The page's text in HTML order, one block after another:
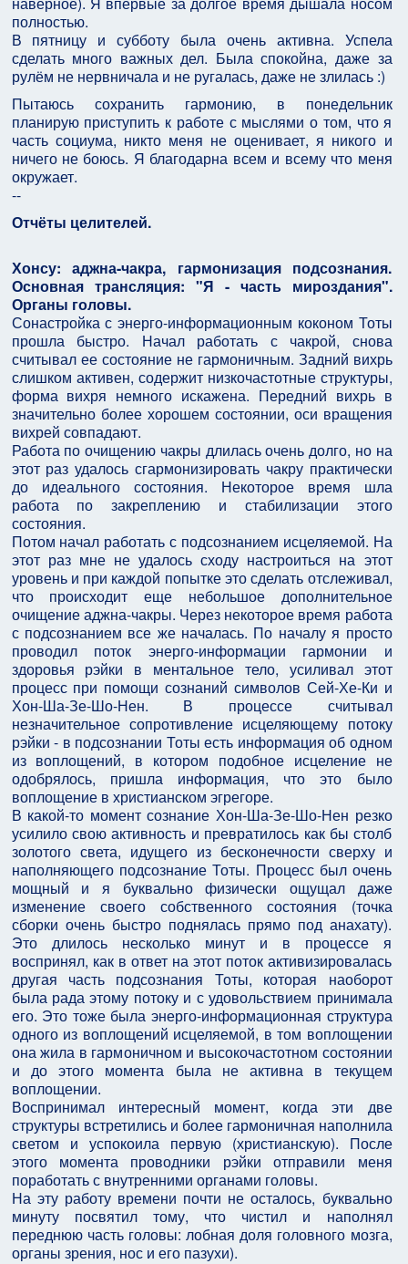
полностью.
В пятницу и субботу была очень активна. Успела
сделать много важных дел. Была спокойна, даже за
рулём не нервничала и не ругалась, даже не злилась :)
Пытаюсь сохранить гармонию, в понедельник
планирую приступить к работе с мыслями о том, что я
часть социума, никто меня не оценивает, я никого и
ничего не боюсь. Я благодарна всем и всему что меня
окружает.
--
Отчёты целителей.
Хонсу: аджна-чакра, гармонизация подсознания.
Основная трансляция: "Я - часть мироздания".
Органы головы.
Сонастройка с энерго-информационным коконом Тоты
прошла быстро. Начал работать с чакрой, снова
считывал ее состояние не гармоничным. Задний вихрь
слишком активен, содержит низкочастотные структуры,
форма вихря немного искажена. Передний вихрь в
значительно более хорошем состоянии, оси вращения
вихрей совпадают.
Работа по очищению чакры длилась очень долго, но на
этот раз удалось сгармонизировать чакру практически
до идеального состояния. Некоторое время шла
работа по закреплению и стабилизации этого
состояния.
Потом начал работать с подсознанием исцеляемой. На
этот раз мне не удалось сходу настроиться на этот
уровень и при каждой попытке это сделать отслеживал,
что происходит еще небольшое дополнительное
очищение аджна-чакры. Через некоторое время работа
с подсознанием все же началась. По началу я просто
проводил поток энерго-информации гармонии и
здоровья рэйки в ментальное тело, усиливал этот
процесс при помощи сознаний символов Сей-Хе-Ки и
Хон-Ша-Зе-Шо-Нен. В процессе считывал
незначительное сопротивление исцеляющему потоку
рэйки - в подсознании Тоты есть информация об одном
из воплощений, в котором подобное исцеление не
одобрялось, пришла информация, что это было
воплощение в христианском эгрегоре.
В какой-то момент сознание Хон-Ша-Зе-Шо-Нен резко
усилило свою активность и превратилось как бы столб
золотого света, идущего из бесконечности сверху и
наполняющего подсознание Тоты. Процесс был очень
мощный и я буквально физически ощущал даже
изменение своего собственного состояния (точка
сборки очень быстро поднялась прямо под анахату).
Это длилось несколько минут и в процессе я
воспринял, как в ответ на этот поток активизировалась
другая часть подсознания Тоты, которая наоборот
была рада этому потоку и с удовольствием принимала
его. Это тоже была энерго-информационная структура
одного из воплощений исцеляемой, в том воплощении
она жила в гармоничном и высокочастотном состоянии
и до этого момента была не активна в текущем
воплощении.
Воспринимал интересный момент, когда эти две
структуры встретились и более гармоничная наполнила
светом и успокоила первую (христианскую). После
этого момента проводники рэйки отправили меня
поработать с внутренними органами головы.
На эту работу времени почти не осталось, буквально
минуту посвятил тому, что чистил и наполнял
переднюю часть головы: лобная доля головного мозга,
органы зрения, нос и его пазухи).